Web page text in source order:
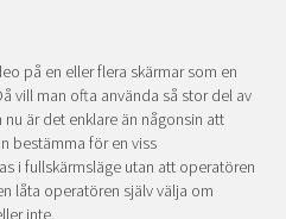
på en eller flera skärmar som en
vill man ofta använda så stor del av
är det enklare än någonsin att
bestämma för en viss
i fullskärmsläge utan att operatören
låta operatören själv välja om
inte.